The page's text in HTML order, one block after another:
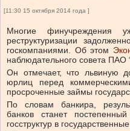
[11:30 15 октября 2014 года ]
Многие финучреждения
реструктуризации
госкомпаниями. Об этом
наблюдательного совета ПАО
Он отмечает, что львиную
юрлиц перед
просроченные займы
По словам банкира,
банков станет
госструктур в